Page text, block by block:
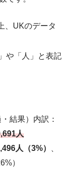
、UKのデータ
や「人」と表記
結果）内訳：
人
人（3%）
）